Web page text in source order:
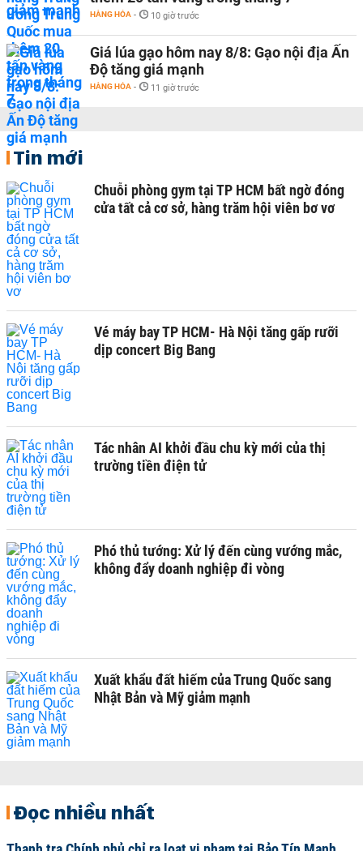
HÀNG HÓA - 10 giờ trước
Giá lúa gạo hôm nay 8/8: Gạo nội địa Ấn
Độ tăng giá mạnh
HÀNG HÓA - 11 giờ trước
Tin mới
Chuỗi phòng gym tại TP HCM bất ngờ đóng
cửa tất cả cơ sở, hàng trăm hội viên bơ vơ
Vé máy bay TP HCM- Hà Nội tăng gấp rưỡi
dịp concert Big Bang
Tác nhân AI khởi đầu chu kỳ mới của thị
trường tiền điện tử
Phó thủ tướng: Xử lý đến cùng vướng mắc,
không đẩy doanh nghiệp đi vòng
Xuất khẩu đất hiếm của Trung Quốc sang
Nhật Bản và Mỹ giảm mạnh
Đọc nhiều nhất